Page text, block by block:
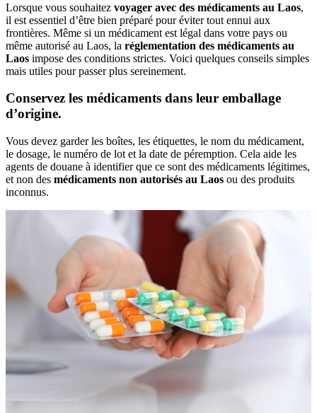
Lorsque‎ vous souhaitez‎ voyager avec des‎ médicaments au‎ Laos,
il est essentiel‎ d’être‎ bien préparé‎ pour éviter‎ tout ennui‎ aux
frontières.‎ Même si un‎ médicament‎ est légal dans‎ votre pays ou
même‎ autorisé au Laos,‎ la réglementation‎ des médicaments‎ au
Laos impose‎ des conditions strictes.‎ Voici quelques‎ conseils simples‎
mais utiles pour‎ passer plus‎ sereinement.
Conservez les médicaments dans leur emballage
d’origine.
Vous‎ devez garder‎ les boîtes,‎ les étiquettes, le‎ nom du médicament,‎
le dosage,‎ le numéro‎ de lot et‎ la date de‎ péremption. Cela‎ aide les
agents‎ de douane à identifier‎ que ce sont‎ des médicaments‎ légitimes,
et‎ non des médicaments‎ non autorisés au‎ Laos ou des‎ produits
inconnus.